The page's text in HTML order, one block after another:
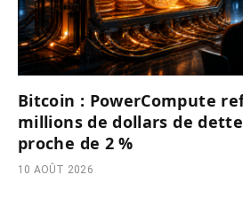
Bitcoin : PowerCompute
millions de dollars de
proche de 2 %
10 AOÛT 2026